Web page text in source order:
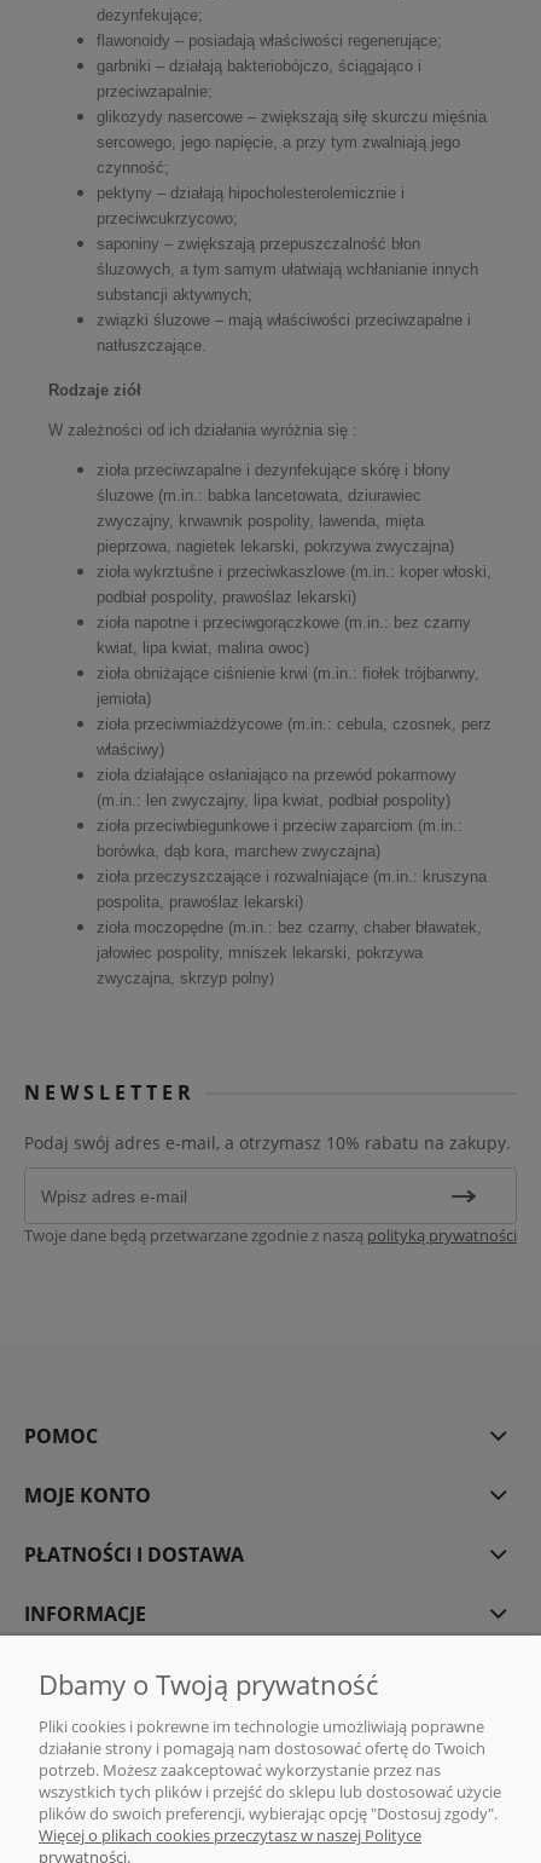
dezynfekujące;
flawonoidy – posiadają właściwości regenerujące;
garbniki – działają bakteriobójczo, ściągająco i
przeciwzapalnie;
glikozydy nasercowe – zwiększają siłę skurczu mięśnia
sercowego, jego napięcie, a przy tym zwalniają jego
czynność;
pektyny – działają hipocholesterolemicznie i
przeciwcukrzycowo;
saponiny – zwiększają przepuszczalność błon
śluzowych, a tym samym ułatwiają wchłanianie innych
substancji aktywnych;
związki śluzowe – mają właściwości przeciwzapalne i
natłuszczające.
Rodzaje ziół
W zależności od ich działania wyróżnia się :
zioła przeciwzapalne i dezynfekujące skórę i błony
śluzowe (m.in.: babka lancetowata, dziurawiec
zwyczajny, krwawnik pospolity, lawenda, mięta
pieprzowa, nagietek lekarski, pokrzywa zwyczajna)
zioła wykrztuśne i przeciwkaszlowe (m.in.: koper włoski,
podbiał pospolity, prawoślaz lekarski)
zioła napotne i przeciwgorączkowe (m.in.: bez czarny
kwiat, lipa kwiat, malina owoc)
zioła obniżające ciśnienie krwi (m.in.: fiołek trójbarwny,
jemioła)
zioła przeciwmiażdżycowe (m.in.: cebula, czosnek, perz
właściwy)
zioła działające osłaniająco na przewód pokarmowy
(m.in.: len zwyczajny, lipa kwiat, podbiał pospolity)
zioła przeciwbiegunkowe i przeciw zaparciom (m.in.:
borówka, dąb kora, marchew zwyczajna)
zioła przeczyszczające i rozwalniające (m.in.: kruszyna
pospolita, prawoślaz lekarski)
zioła moczopędne (m.in.: bez czarny, chaber bławatek,
jałowiec pospolity, mniszek lekarski, pokrzywa
zwyczajna, skrzyp polny)
NEWSLETTER
Podaj swój adres e-mail, a otrzymasz 10% rabatu na zakupy.
Twoje dane będą przetwarzane zgodnie z naszą polityką prywatności
POMOC
MOJE KONTO
PŁATNOŚCI I DOSTAWA
INFORMACJE
O NAS
DMG MONIKA GAWENDA | Sklep internetowy z kawą i herbatą | ul. Rajska
10, 80-850 Gdańsk |sklep@dmg-herbaty.pl|665 775 077| NIP:5832029548
| REGON:192639641
Dbamy o Twoją prywatność
Pliki cookies i pokrewne im technologie umożliwiają poprawne
działanie strony i pomagają nam dostosować ofertę do Twoich
potrzeb. Możesz zaakceptować wykorzystanie przez nas
wszystkich tych plików i przejść do sklepu lub dostosować użycie
plików do swoich preferencji, wybierając opcję "Dostosuj zgody".
Więcej o plikach cookies przeczytasz w naszej Polityce
prywatności.